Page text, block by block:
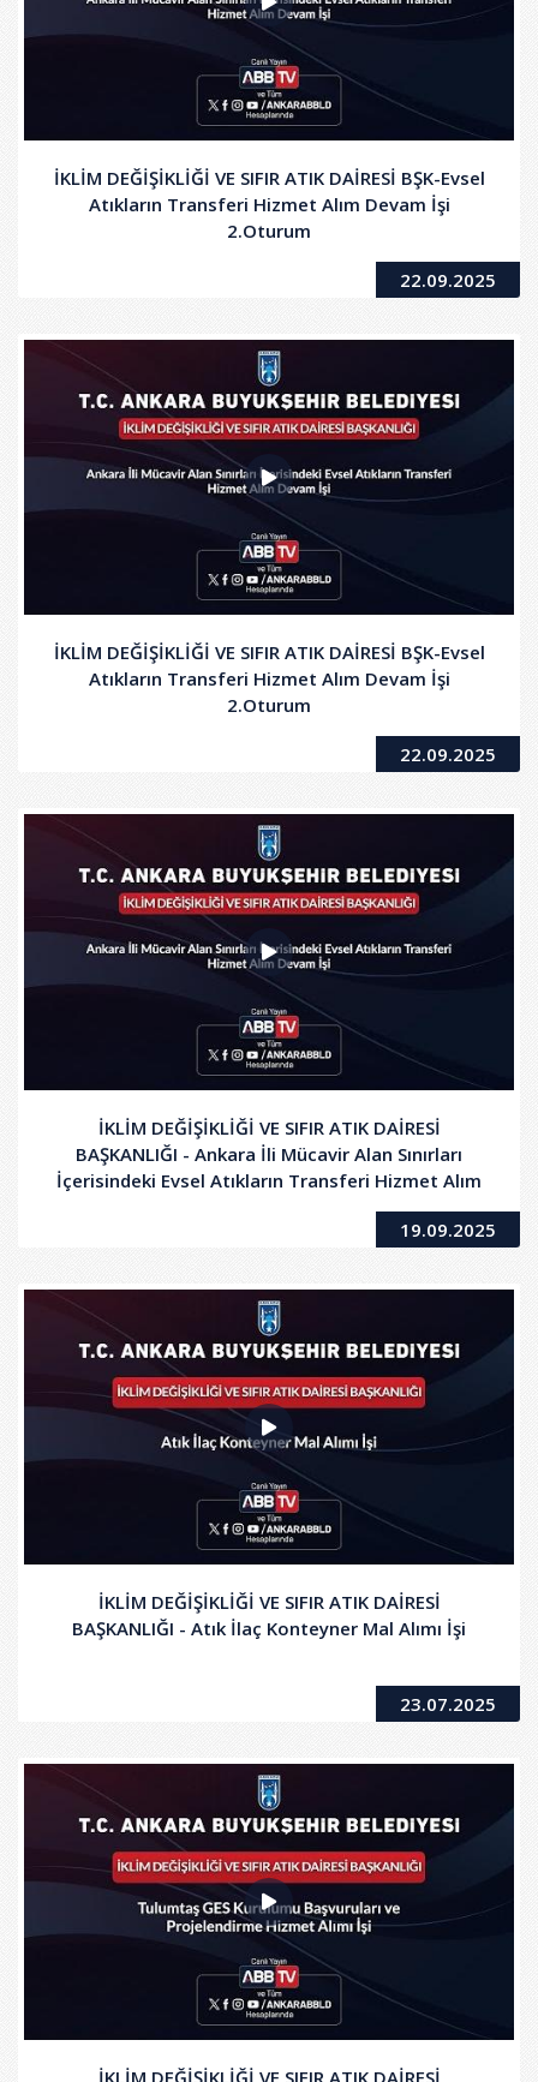
İKLİM DEĞİŞİKLİĞİ VE SIFIR ATIK DAİRESİ BŞK-Evsel
Atıkların Transferi Hizmet Alım Devam İşi
2.Oturum
22.09.2025
İKLİM DEĞİŞİKLİĞİ VE SIFIR ATIK DAİRESİ BŞK-Evsel
Atıkların Transferi Hizmet Alım Devam İşi
2.Oturum
22.09.2025
İKLİM DEĞİŞİKLİĞİ VE SIFIR ATIK DAİRESİ
BAŞKANLIĞI - Ankara İli Mücavir Alan Sınırları
İçerisindeki Evsel Atıkların Transferi Hizmet Alım
19.09.2025
İKLİM DEĞİŞİKLİĞİ VE SIFIR ATIK DAİRESİ
BAŞKANLIĞI - Atık İlaç Konteyner Mal Alımı İşi
23.07.2025
İKLİM DEĞİŞİKLİĞİ VE SIFIR ATIK DAİRESİ